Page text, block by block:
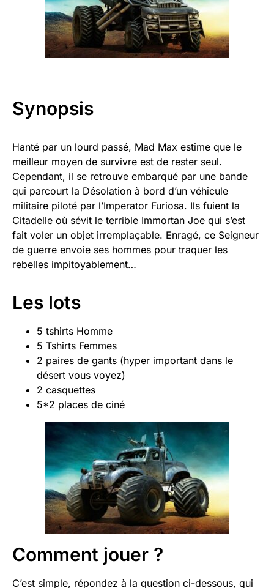
Synopsis
Hanté par un lourd passé, Mad Max estime que le
meilleur moyen de survivre est de rester seul.
Cependant, il se retrouve embarqué par une bande
qui parcourt la Désolation à bord d’un véhicule
militaire piloté par l’Imperator Furiosa. Ils fuient la
Citadelle où sévit le terrible Immortan Joe qui s’est
fait voler un objet irremplaçable. Enragé, ce Seigneur
de guerre envoie ses hommes pour traquer les
rebelles impitoyablement…
Les lots
5 tshirts Homme
5 Tshirts Femmes
2 paires de gants (hyper important dans le
désert vous voyez)
2 casquettes
5*2 places de ciné
Comment jouer ?
C’est simple, répondez à la question ci-dessous, qui